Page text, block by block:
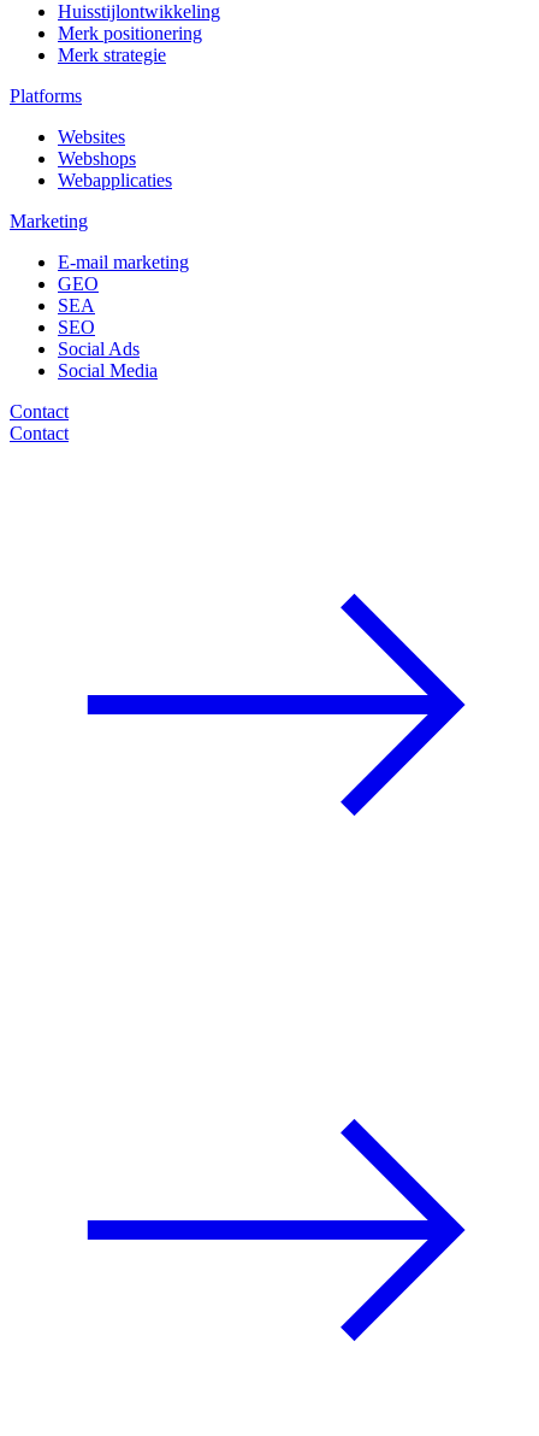
Huisstijlontwikkeling
Merk positionering
Merk strategie
Platforms
Websites
Webshops
Webapplicaties
Marketing
E-mail marketing
GEO
SEA
SEO
Social Ads
Social Media
Contact
Contact